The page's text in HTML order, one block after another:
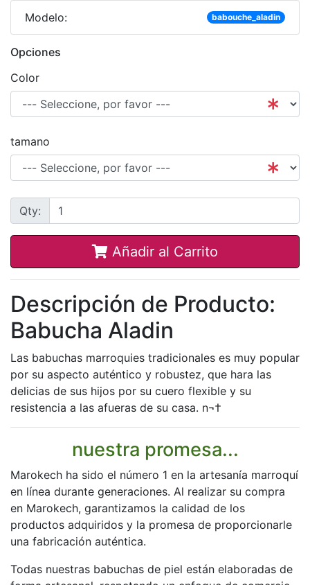
Modelo: babouche_aladin
Opciones
Color
tamano
Qty:
Añadir al Carrito
Descripción de Producto:
Babucha Aladin
Las babuchas marroquies tradicionales es muy popular
por su aspecto auténtico y robustez, que hara las
delicias de sus hijos por su cuero flexible y su
resistencia a las afueras de su casa. n¬†
nuestra promesa...
Marokech ha sido el número 1 en la artesanía marroquí
en línea durante generaciones. Al realizar su compra
en Marokech, garantizamos la calidad de los
productos adquiridos y la promesa de proporcionarle
una fabricación auténtica.
Todas nuestras babuchas de piel están elaboradas de